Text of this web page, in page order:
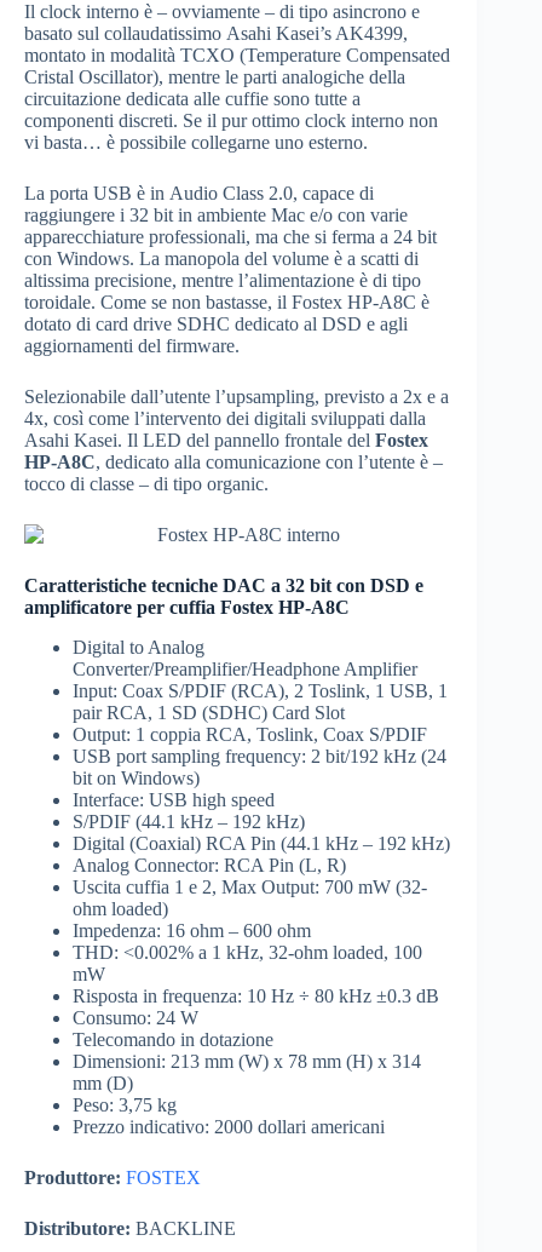
Il clock interno è – ovviamente – di tipo asincrono e
basato sul collaudatissimo Asahi Kasei’s AK4399,
montato in modalità TCXO (Temperature Compensated
Cristal Oscillator), mentre le parti analogiche della
circuitazione dedicata alle cuffie sono tutte a
componenti discreti. Se il pur ottimo clock interno non
vi basta… è possibile collegarne uno esterno.
La porta USB è in Audio Class 2.0, capace di
raggiungere i 32 bit in ambiente Mac e/o con varie
apparecchiature professionali, ma che si ferma a 24 bit
con Windows. La manopola del volume è a scatti di
altissima precisione, mentre l’alimentazione è di tipo
toroidale. Come se non bastasse, il Fostex HP-A8C è
dotato di card drive SDHC dedicato al DSD e agli
aggiornamenti del firmware.
Selezionabile dall’utente l’upsampling, previsto a 2x e a
4x, così come l’intervento dei digitali sviluppati dalla
Asahi Kasei. Il LED del pannello frontale del Fostex
HP-A8C, dedicato alla comunicazione con l’utente è –
tocco di classe – di tipo organic.
Caratteristiche tecniche DAC a 32 bit con DSD e
amplificatore per cuffia Fostex HP-A8C
Digital to Analog
Converter/Preamplifier/Headphone Amplifier
Input: Coax S/PDIF (RCA), 2 Toslink, 1 USB, 1
pair RCA, 1 SD (SDHC) Card Slot
Output: 1 coppia RCA, Toslink, Coax S/PDIF
USB port sampling frequency: 2 bit/192 kHz (24
bit on Windows)
Interface: USB high speed
S/PDIF (44.1 kHz – 192 kHz)
Digital (Coaxial) RCA Pin (44.1 kHz – 192 kHz)
Analog Connector: RCA Pin (L, R)
Uscita cuffia 1 e 2, Max Output: 700 mW (32-
ohm loaded)
Impedenza: 16 ohm – 600 ohm
THD: <0.002% a 1 kHz, 32-ohm loaded, 100
mW
Risposta in frequenza: 10 Hz ÷ 80 kHz ±0.3 dB
Consumo: 24 W
Telecomando in dotazione
Dimensioni: 213 mm (W) x 78 mm (H) x 314
mm (D)
Peso: 3,75 kg
Prezzo indicativo: 2000 dollari americani
Produttore: FOSTEX
Distributore: BACKLINE